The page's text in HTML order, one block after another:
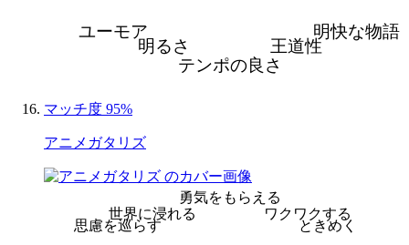
明快な物語
王道性
テンポの良さ
明るさ
ユーモア
マッチ度 95%
アニメガタリズ
勇気をもらえる
ワクワクする
ときめく
思慮を巡らす
世界に浸れる